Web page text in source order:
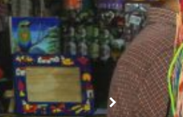
Siguiente